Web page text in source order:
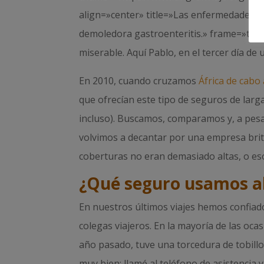
align=»center» title=»Las enfermedades
demoledora gastroenteritis.»
miserable. Aquí Pablo, en el tercer día
En 2010, cuando cruzamosÁfrica de
que ofrecían este tipo de seguros de
incluso). Buscamos, comparamos y, a
volvimos a decantar por una empresa
coberturas no eran demasiado altas, o
¿Qué seguro usamos
En nuestros últimos viajes hemos
colegas viajeros. En la mayoría de las
año pasado, tuve una torcedura de